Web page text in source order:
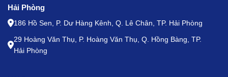
Hải Phòng
186 Hồ Sen, P. Dư Hàng Kênh, Q. Lê Chân, TP. Hải Phòng
29 Hoàng Văn Thụ, P. Hoàng Văn Thụ, Q. Hồng Bàng, TP.
Hải Phòng